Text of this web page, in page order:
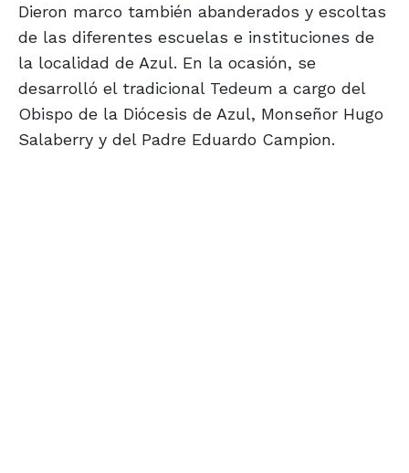
Dieron marco también abanderados y escoltas
de las diferentes escuelas e instituciones de
la localidad de Azul. En la ocasión, se
desarrolló el tradicional Tedeum a cargo del
Obispo de la Diócesis de Azul, Monseñor Hugo
Salaberry y del Padre Eduardo Campion.